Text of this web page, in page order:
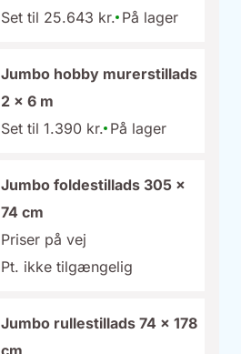
Set til 25.643 kr. På lager
Jumbo hobby murerstillads
2 x 6 m
Set til 1.390 kr. På lager
Jumbo foldestillads 305 x
74 cm
Priser på vej
Pt. ikke tilgængelig
Jumbo rullestillads 74 x 178
cm